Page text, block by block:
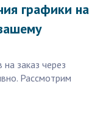
графики на
заказ через
Рассмотрим